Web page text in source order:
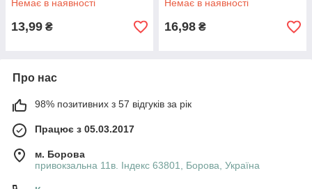
Немає в наявності
13,99 ₴
Немає в наявності
16,98 ₴
Про нас
98% позитивних з 57 відгуків за рік
Працює з 05.03.2017
м. Борова
привокзальна 11в. Індекс 63801, Борова, Україна